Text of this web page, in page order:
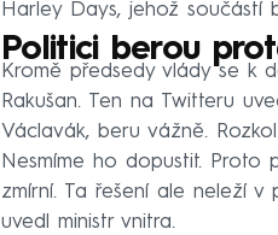
Harley Days, jehož součástí
Politici berou
Kromě předsedy vlády se k
Rakušan. Ten na Twitteru
Václavák, beru vážně.
Nesmíme ho dopustit. Proto
zmírní. Ta řešení ale neleží v
uvedl ministr vnitra.